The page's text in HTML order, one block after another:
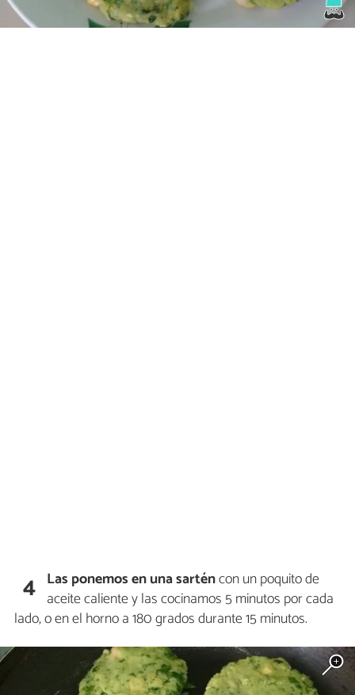
4 Las ponemos en una sarténcon un poquito de
aceite caliente y las cocinamos 5 minutos por cada
lado, o en el horno a 180 grados durante 15 minutos.